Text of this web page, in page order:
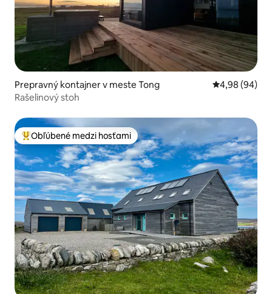
Prepravný kontajner v meste Tong Priemerné
4,98 (94)
Rašelinový stoh
Najobľúbenejšie medzi hosťami
Obľúbené medzi hosťami